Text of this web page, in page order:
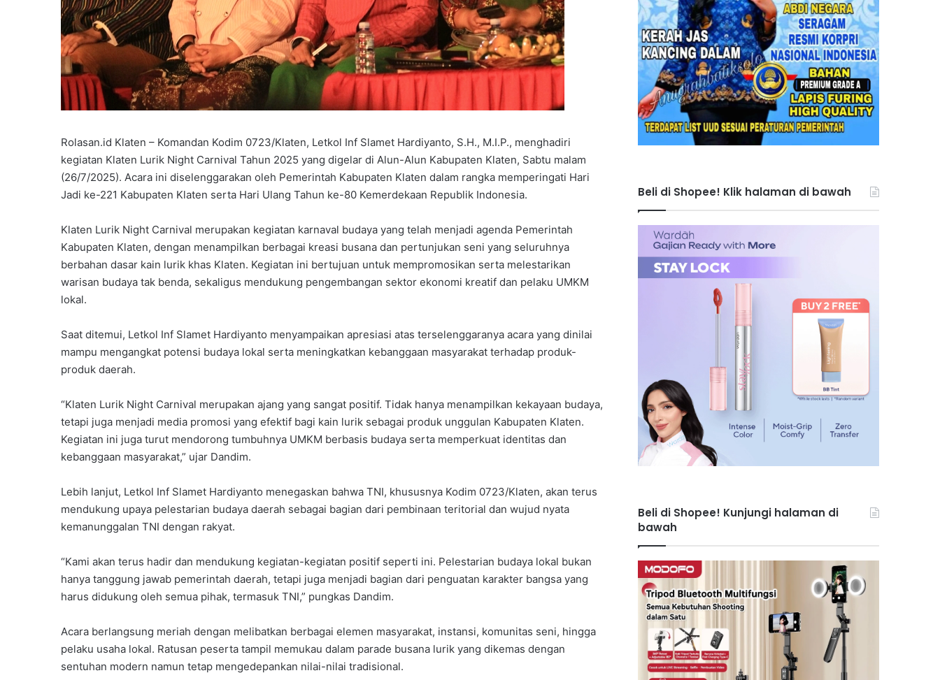
Rolasan.id Klaten – Komandan Kodim 0723/Klaten, Letkol Inf Slamet Hardiyanto, S.H., M.I.P., menghadiri
kegiatan Klaten Lurik Night Carnival Tahun 2025 yang digelar di Alun-Alun Kabupaten Klaten, Sabtu malam
(26/7/2025). Acara ini diselenggarakan oleh Pemerintah Kabupaten Klaten dalam rangka memperingati Hari
Jadi ke-221 Kabupaten Klaten serta Hari Ulang Tahun ke-80 Kemerdekaan Republik Indonesia.
Klaten Lurik Night Carnival merupakan kegiatan karnaval budaya yang telah menjadi agenda Pemerintah
Kabupaten Klaten, dengan menampilkan berbagai kreasi busana dan pertunjukan seni yang seluruhnya
berbahan dasar kain lurik khas Klaten. Kegiatan ini bertujuan untuk mempromosikan serta melestarikan
warisan budaya tak benda, sekaligus mendukung pengembangan sektor ekonomi kreatif dan pelaku UMKM
lokal.
Saat ditemui, Letkol Inf Slamet Hardiyanto menyampaikan apresiasi atas terselenggaranya acara yang dinilai
mampu mengangkat potensi budaya lokal serta meningkatkan kebanggaan masyarakat terhadap produk-
produk daerah.
“Klaten Lurik Night Carnival merupakan ajang yang sangat positif. Tidak hanya menampilkan kekayaan budaya,
tetapi juga menjadi media promosi yang efektif bagi kain lurik sebagai produk unggulan Kabupaten Klaten.
Kegiatan ini juga turut mendorong tumbuhnya UMKM berbasis budaya serta memperkuat identitas dan
kebanggaan masyarakat,” ujar Dandim.
Lebih lanjut, Letkol Inf Slamet Hardiyanto menegaskan bahwa TNI, khususnya Kodim 0723/Klaten, akan terus
mendukung upaya pelestarian budaya daerah sebagai bagian dari pembinaan teritorial dan wujud nyata
kemanunggalan TNI dengan rakyat.
“Kami akan terus hadir dan mendukung kegiatan-kegiatan positif seperti ini. Pelestarian budaya lokal bukan
hanya tanggung jawab pemerintah daerah, tetapi juga menjadi bagian dari penguatan karakter bangsa yang
harus didukung oleh semua pihak, termasuk TNI,” pungkas Dandim.
Acara berlangsung meriah dengan melibatkan berbagai elemen masyarakat, instansi, komunitas seni, hingga
pelaku usaha lokal. Ratusan peserta tampil memukau dalam parade busana lurik yang dikemas dengan
sentuhan modern namun tetap mengedepankan nilai-nilai tradisional.
Beli di Shopee! Klik halaman di bawah
Beli di Shopee! Kunjungi halaman di
bawah